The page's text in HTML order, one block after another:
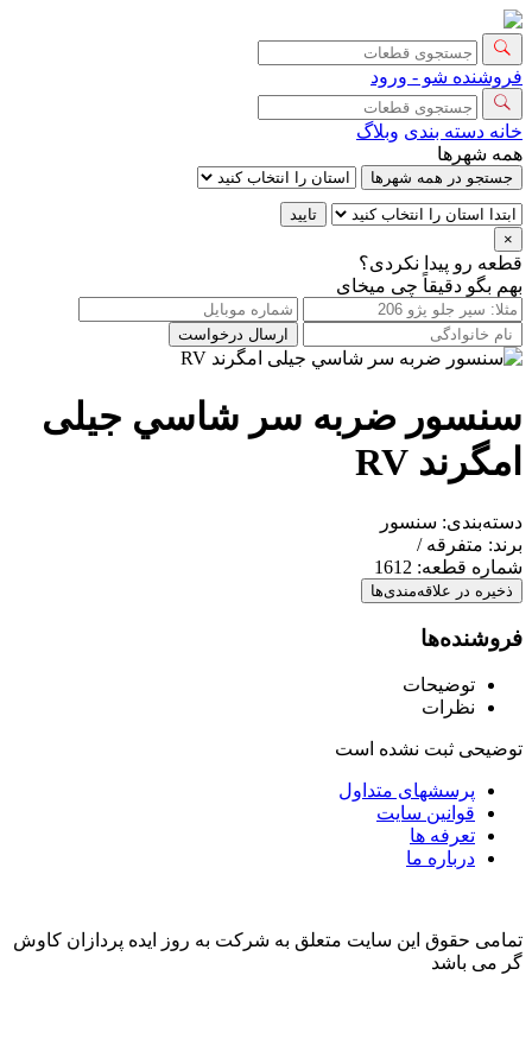
فروشنده شو - ورود
خانه دسته بندی وبلاگ
همه شهرها
جستجو در همه شهرها
تایید
×
قطعه رو پیدا نکردی؟
بهم بگو دقیقاً چی میخای
ارسال درخواست
سنسور ضربه سر شاسي جیلی
امگرند RV
دسته‌بندی: سنسور
برند: متفرقه /
شماره قطعه: 1612
ذخیره در علاقه‌مندی‌ها
فروشنده‌ها
توضیحات
نظرات
توضیحی ثبت نشده است
پرسشهای متداول
قوانین سایت
تعرفه ها
درباره ما
تمامی حقوق این سایت متعلق به شرکت به روز ایده پردازان کاوش
گر می باشد